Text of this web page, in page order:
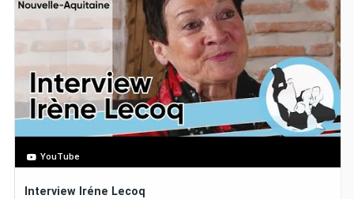
YouTube
Interview Iréne Lecoq